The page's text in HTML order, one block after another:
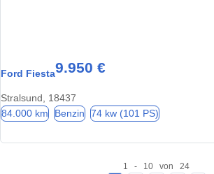
Ford Fiesta9.950 €
Stralsund, 18437
84.000 km Benzin 74 kw (101 PS)
1 - 10 von 24